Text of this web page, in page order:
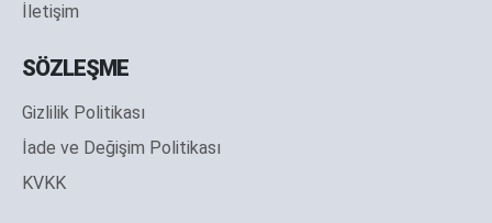
İletişim
SÖZLEŞME
Gizlilik Politikası
İade ve Değişim Politikası
KVKK